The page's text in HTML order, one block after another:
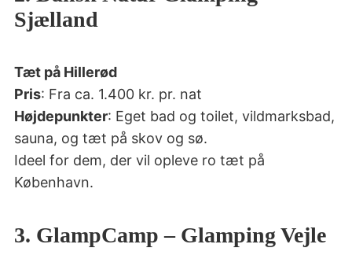
Sjælland
Tæt på Hillerød
Pris: Fra ca. 1.400 kr. pr. nat
Højdepunkter: Eget bad og toilet, vildmarksbad,
sauna, og tæt på skov og sø.
Ideel for dem, der vil opleve ro tæt på
København.
3. GlampCamp – Glamping Vejle